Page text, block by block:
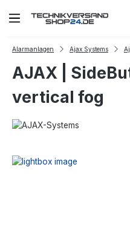
Zum Hauptinhalt springen
Alarmanlagen Ajax Systems
AJAX |
vertical fog